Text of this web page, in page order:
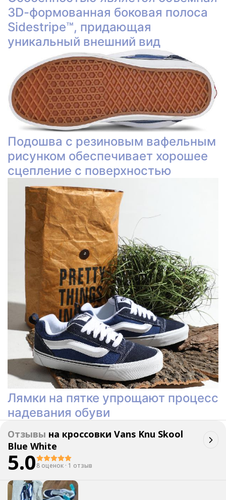
3D-формованная боковая полоса
Sidestripe™, придающая
уникальный внешний вид
Подошва с резиновым вафельным
рисунком обеспечивает хорошее
сцепление с поверхностью
Лямки на пятке упрощают процесс
надевания обуви
Отзывы на кроссовки Vans Knu Skool
Blue White
5.08 оценок · 1 отзыв